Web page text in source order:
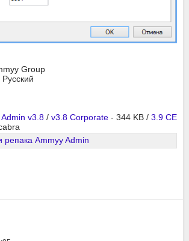
Group
v3.8 / v3.8 Corporate - 344 KB / 3.9 CE
репака Ammyy Admin